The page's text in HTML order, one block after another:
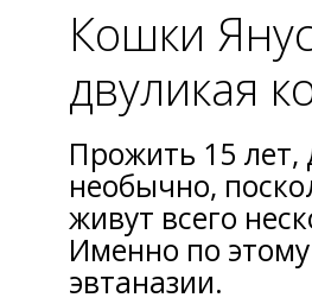
Кошки
двуликая
Прожить 15 лет,
необычно,
живут всего
Именно по
эвтаназии.